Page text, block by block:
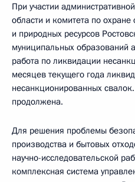
При участии
области и комитета по
и природных ресурсов
муниципальных образований
работа по ликвидации
месяцев текущего года
несанкционированных
продолжена.
Для решения проблемы
производства и бытовых
научно-исследовательской
комплексная система